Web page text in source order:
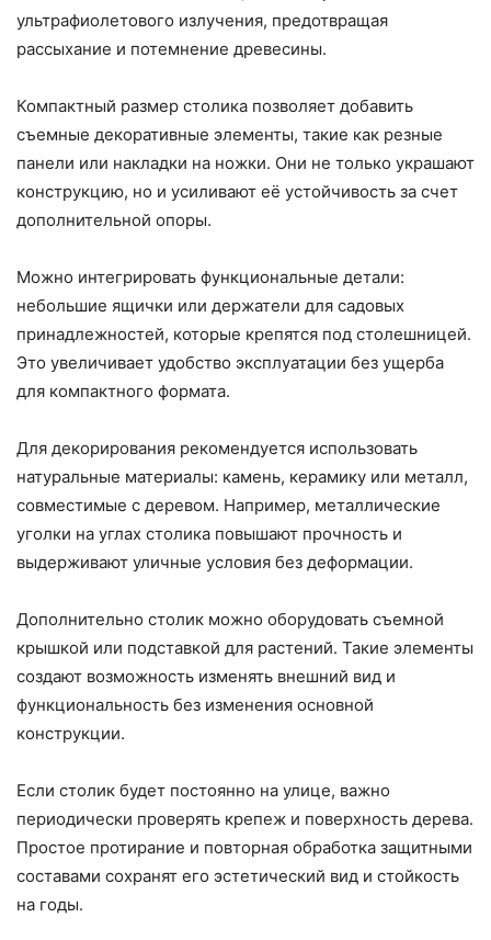
ультрафиолетового излучения, предотвращая
рассыхание и потемнение древесины.
Компактный размер столика позволяет добавить
съемные декоративные элементы, такие как резные
панели или накладки на ножки. Они не только украшают
конструкцию, но и усиливают её устойчивость за счет
дополнительной опоры.
Можно интегрировать функциональные детали:
небольшие ящички или держатели для садовых
принадлежностей, которые крепятся под столешницей.
Это увеличивает удобство эксплуатации без ущерба
для компактного формата.
Для декорирования рекомендуется использовать
натуральные материалы: камень, керамику или металл,
совместимые с деревом. Например, металлические
уголки на углах столика повышают прочность и
выдерживают уличные условия без деформации.
Дополнительно столик можно оборудовать съемной
крышкой или подставкой для растений. Такие элементы
создают возможность изменять внешний вид и
функциональность без изменения основной
конструкции.
Если столик будет постоянно на улице, важно
периодически проверять крепеж и поверхность дерева.
Простое протирание и повторная обработка защитными
составами сохранят его эстетический вид и стойкость
на годы.